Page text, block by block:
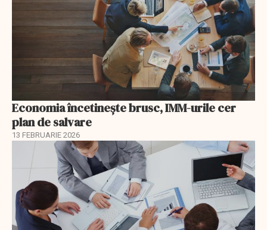
Economia încetinește brusc, IMM-urile cer
plan de salvare
13 FEBRUARIE 2026